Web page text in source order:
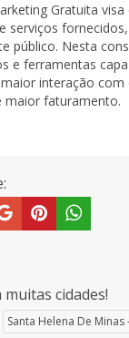
Gratuita
serviços
público. Nesta
e ferramentas
interação com
maior faturamento.
muitas cidades!
Santa Helena De Minas